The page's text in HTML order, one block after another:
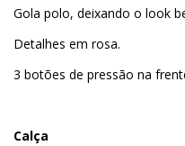
Gola polo, deixando o look
Detalhes em rosa.
3 botões de pressão na
Calça